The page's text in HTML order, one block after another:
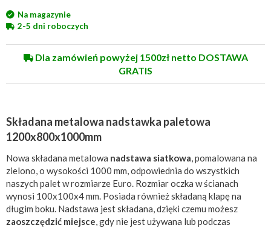
Na magazynie
2-5 dni roboczych
Dla zamówień powyżej 1500zł netto DOSTAWA
GRATIS
Składana metalowa nadstawka paletowa
1200x800x1000mm
Nowa składana metalowa nadstawa siatkowa, pomalowana na
zielono, o wysokości 1000 mm, odpowiednia do wszystkich
naszych palet w rozmiarze Euro. Rozmiar oczka w ścianach
wynosi 100x100x4 mm. Posiada również składaną klapę na
długim boku. Nadstawa jest składana, dzięki czemu możesz
zaoszczędzić miejsce, gdy nie jest używana lub podczas